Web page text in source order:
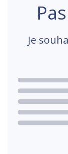
Je